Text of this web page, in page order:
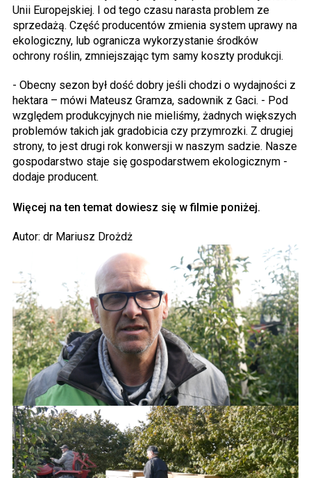
Unii Europejskiej. I od tego czasu narasta problem ze
sprzedażą. Część producentów zmienia system uprawy na
ekologiczny, lub ogranicza wykorzystanie środków
ochrony roślin, zmniejszając tym samy koszty produkcji.
- Obecny sezon był dość dobry jeśli chodzi o wydajności z
hektara – mówi Mateusz Gramza, sadownik z Gaci. - Pod
względem produkcyjnych nie mieliśmy, żadnych większych
problemów takich jak gradobicia czy przymrozki. Z drugiej
strony, to jest drugi rok konwersji w naszym sadzie. Nasze
gospodarstwo staje się gospodarstwem ekologicznym -
dodaje producent.
Więcej na ten temat dowiesz się w filmie poniżej.
Autor: dr Mariusz Drożdż